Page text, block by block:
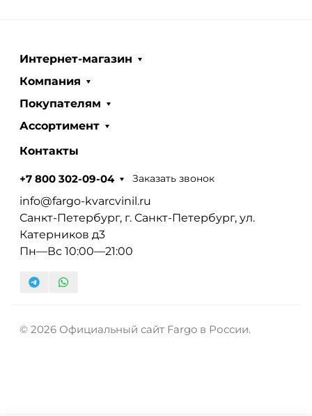
Интернет-магазин
Компания
Покупателям
Ассортимент
Контакты
+7 800 302-09-04 Заказать звонок
info@fargo-kvarcvinil.ru
Санкт-Петербург, г. Санкт-Петербург, ул.
Катерников д3
Пн—Вс 10:00—21:00
© 2026 Официальный сайт Fargo в России.